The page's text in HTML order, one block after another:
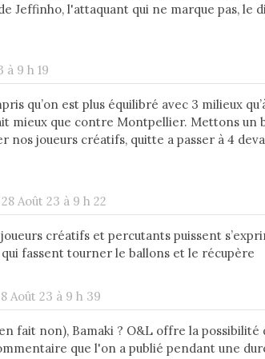
Jeffinho, l'attaquant qui ne marque pas, le
à 9 h 19
qu’on est plus équilibré avec 3 milieux
mieux que contre Montpellier. Mettons un
nos joueurs créatifs, quitte a passer à 4
Août 23 à 9 h 22
créatifs et percutants puissent
fassent tourner le ballons et le récupère
Août 23 à 9 h 39
fait non), Bamaki ? O&L offre la possibilité
que l'on a publié pendant une